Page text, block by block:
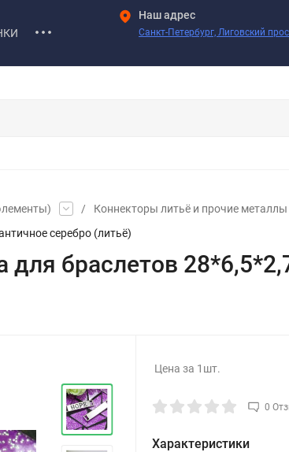
Наш адрес
Санкт-Петербург, Лиговский
/ Коннекторы литьё и прочие металлы
серебро (литьё)
для браслетов
Цена за 1шт.
0
Характеристики